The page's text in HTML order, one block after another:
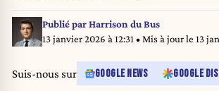
Publié parHarrison du Bus
13 janvier 2026 à 12:31 • Mis à jour le 13
Suis-nous sur GOOGLE NEWS GOOGLE